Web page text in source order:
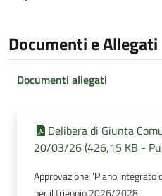
Documenti e Allegati
Documenti allegati
Delibera di Giunta
20/03/26 (426,15 KB -
Approvazione "Piano Integrato